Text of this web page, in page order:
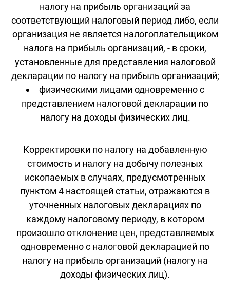
налогу на прибыль организаций за
соответствующий налоговый период либо, если
организация не является налогоплательщиком
налога на прибыль организаций, - в сроки,
установленные для представления налоговой
декларации по налогу на прибыль организаций;
физическими лицами одновременно с
представлением налоговой декларации по
налогу на доходы физических лиц.
Корректировки по налогу на добавленную
стоимость и налогу на добычу полезных
ископаемых в случаях, предусмотренных
пунктом 4 настоящей статьи, отражаются в
уточненных налоговых декларациях по
каждому налоговому периоду, в котором
произошло отклонение цен, представляемых
одновременно с налоговой декларацией по
налогу на прибыль организаций (налогу на
доходы физических лиц).